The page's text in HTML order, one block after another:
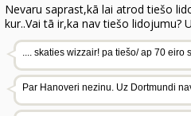
Nevaru saprast,kā lai atrod tiešo
kur..Vai tā ir,ka nav tiešo lidojumu?
.... skaties wizzair! pa tiešo/ ap 70 eiro
Par Hanoveri nezinu. Uz Dortmundi